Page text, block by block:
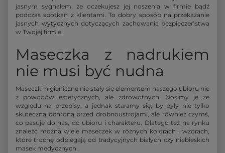
jasnym sygnałem, że oczekujesz jej noszenia w firmie bądź
podczas spotkań z klientami. To dobry sposób na przekazanie
jasnych wytycznych dotyczących zachowania bezpieczeństwa
w Twojej firmie.
Maseczka z nadrukiem
nie musi być nudna
Maseczki higieniczne nie stały się elementem naszego ubioru nie
z powodów estetycznych, ale zdrowotnych. Nosimy je ze
względu na przepisy, a jednak staramy się, by były nie tylko
skuteczną ochroną przed drobnoustrojami, ale również czymś,
co pasuje do nas, do ubioru i charakteru. Dlatego też na rynku
znaleźć można wiele maseczek w różnych kolorach i wzorach,
które trochę odbiegają od tradycyjnych białych czy niebieskich
masek medycznych.